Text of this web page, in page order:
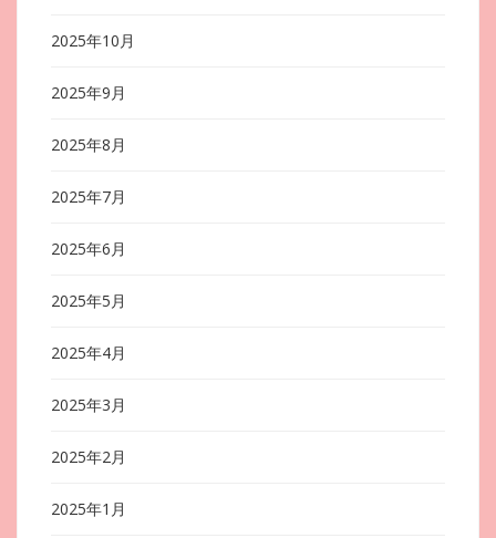
2025年10月
2025年9月
2025年8月
2025年7月
2025年6月
2025年5月
2025年4月
2025年3月
2025年2月
2025年1月